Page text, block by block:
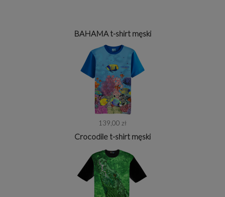
BAHAMA t-shirt męski
139,00 zł
Crocodile t-shirt męski